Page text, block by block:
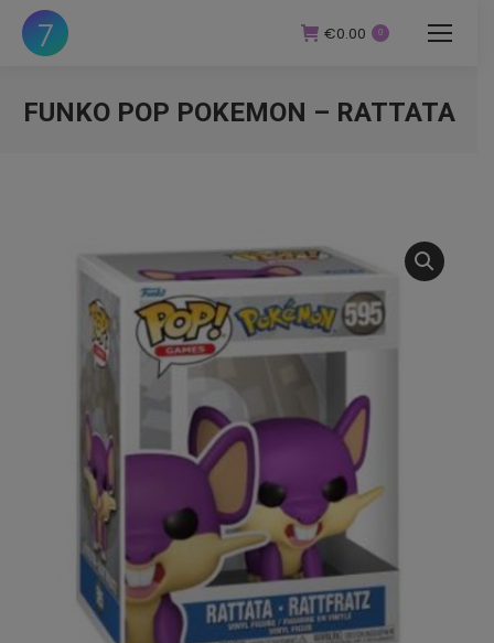
€0.00 0
FUNKO POP POKEMON – RATTATA